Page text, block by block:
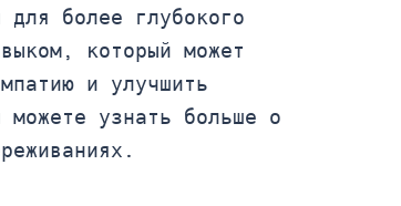
для более глубокого
который может
и улучшить
узнать больше о